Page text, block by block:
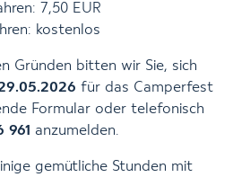
7,50 EUR
kostenlos
Gründen bitten wir Sie, sich
für das Camperfest
Formular oder telefonisch
anzumelden.
gemütliche Stunden mit